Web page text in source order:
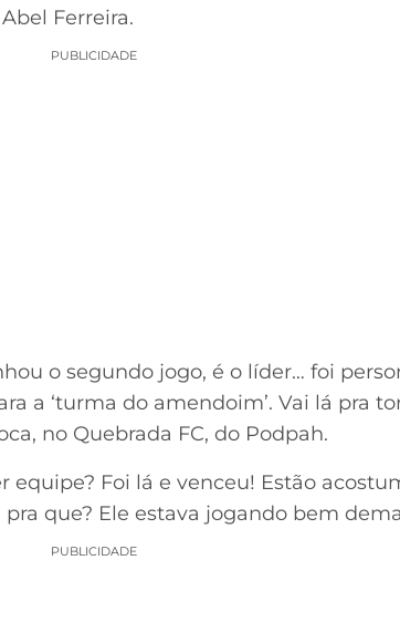
Ferreira.
PUBLICIDADE
o segundo jogo, é o líder… foi
a ‘turma do amendoim’. Vai lá pra
no Quebrada FC, do Podpah.
equipe? Foi lá e venceu! Estão
que? Ele estava jogando bem
PUBLICIDADE